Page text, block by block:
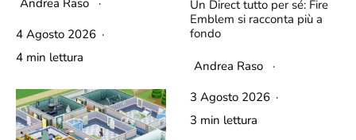
Andrea Raso
·
4 Agosto 2026 ·
4 min lettura
Un Direct tutto per sé: Fire
Emblem si racconta più a
fondo
Andrea Raso
·
3 Agosto 2026 ·
3 min lettura